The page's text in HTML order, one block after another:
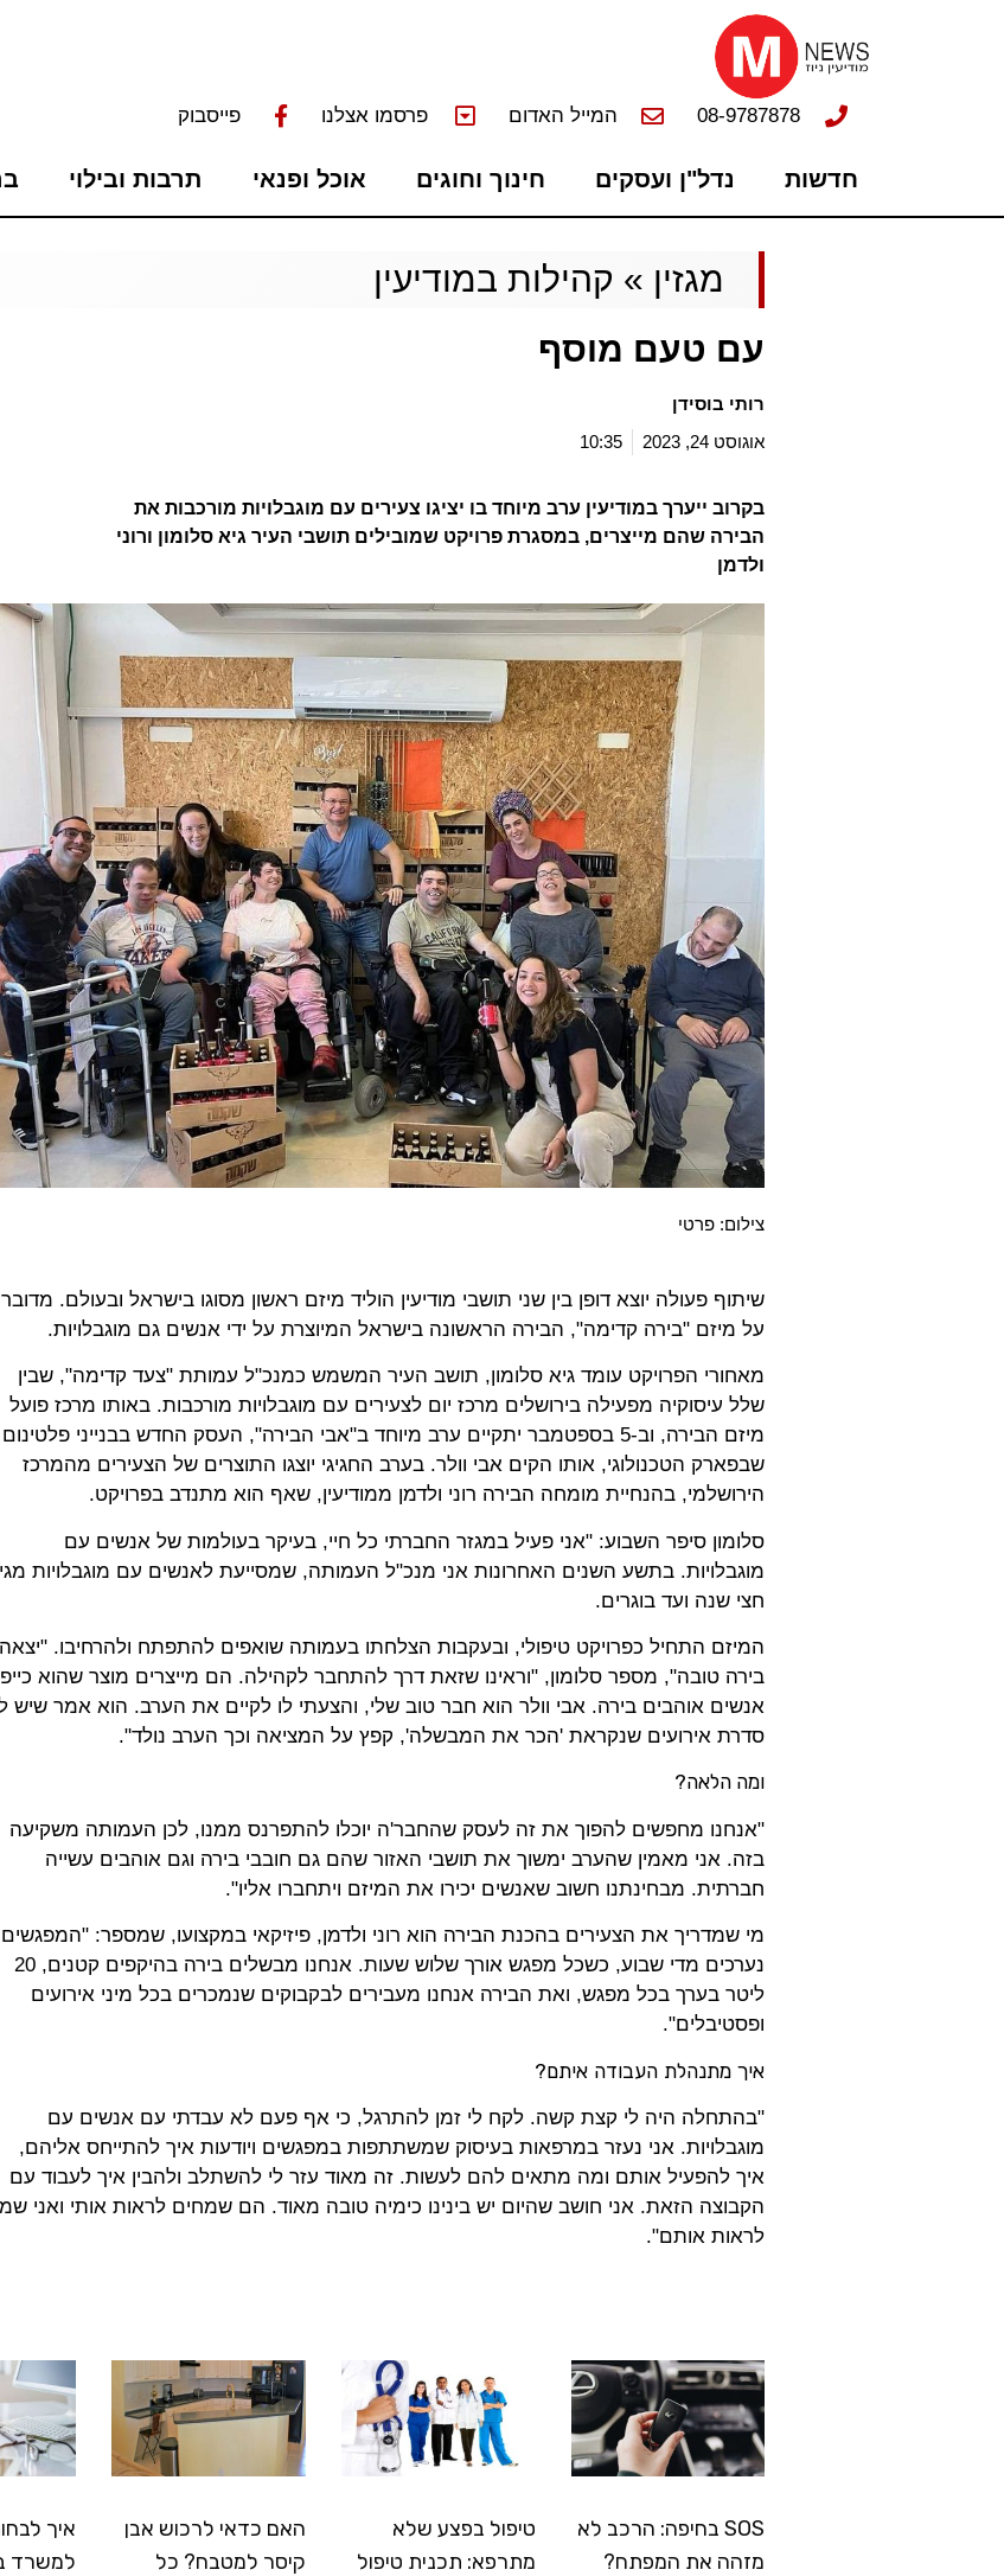
08-9787878 המייל האדום פרסמו אצלנו פייסבוק
חדשות נדל"ן ועסקים חינוך וחוגים אוכל ופנאי תרבות ובילוי
מגזין » קהילות במודיעין
עם טעם מוסף
רותי בוסידן
אוגוסט 24, 2023
10:35
בקרוב ייערך במודיעין ערב מיוחד בו יציגו צעירים עם מוגבלויות מורכבות את
הבירה שהם מייצרים, במסגרת פרויקט שמובילים תושבי העיר גיא סלומון ורוני
ולדמן
צילום: פרטי
שיתוף פעולה יוצא דופן בין שני תושבי מודיעין הוליד מיזם ראשון מסוגו בישראל ובעולם. מדובר
על מיזם "בירה קדימה", הבירה הראשונה בישראל המיוצרת על ידי אנשים גם מוגבלויות.
מאחורי הפרויקט עומד גיא סלומון, תושב העיר המשמש כמנכ"ל עמותת "צעד קדימה", שבין
שלל עיסוקיה מפעילה בירושלים מרכז יום לצעירים עם מוגבלויות מורכבות. באותו מרכז פועל
מיזם הבירה, וב-5 בספטמבר יתקיים ערב מיוחד ב"אבי הבירה", העסק החדש בבנייני פלטינום
שבפארק הטכנולוגי, אותו הקים אבי וולר. בערב החגיגי יוצגו התוצרים של הצעירים מהמרכז
הירושלמי, בהנחיית מומחה הבירה רוני ולדמן ממודיעין, שאף הוא מתנדב בפרויקט.
סלומון סיפר השבוע: "אני פעיל במגזר החברתי כל חיי, בעיקר בעולמות של אנשים עם
מוגבלויות. בתשע השנים האחרונות אני מנכ"ל העמותה, שמסייעת לאנשים עם מוגבלויות
חצי שנה ועד בוגרים.
המיזם התחיל כפרויקט טיפולי, ובעקבות הצלחתו בעמותה שואפים להתפתח ולהרחיבו. "יצאה
בירה טובה", מספר סלומון, "וראינו שזאת דרך להתחבר לקהילה. הם מייצרים מוצר שהוא
אנשים אוהבים בירה. אבי וולר הוא חבר טוב שלי, והצעתי לו לקיים את הערב. הוא אמר שיש
סדרת אירועים שנקראת 'הכר את המבשלה', קפץ על המציאה וכך הערב נולד".
ומה הלאה?
"אנחנו מחפשים להפוך את זה לעסק שהחבר'ה יוכלו להתפרנס ממנו, לכן העמותה משקיעה
בזה. אני מאמין שהערב ימשוך את תושבי האזור שהם גם חובבי בירה וגם אוהבים עשייה
חברתית. מבחינתנו חשוב שאנשים יכירו את המיזם ויתחברו אליו".
מי שמדריך את הצעירים בהכנת הבירה הוא רוני ולדמן, פיזיקאי במקצועו, שמספר: "המפגשים
נערכים מדי שבוע, כשכל מפגש אורך שלוש שעות. אנחנו מבשלים בירה בהיקפים קטנים, 20
ליטר בערך בכל מפגש, ואת הבירה אנחנו מעבירים לבקבוקים שנמכרים בכל מיני אירועים
ופסטיבלים".
איך מתנהלת העבודה איתם?
"בהתחלה היה לי קצת קשה. לקח לי זמן להתרגל, כי אף פעם לא עבדתי עם אנשים עם
מוגבלויות. אני נעזר במרפאות בעיסוק שמשתתפות במפגשים ויודעות איך להתייחס אליהם,
איך להפעיל אותם ומה מתאים להם לעשות. זה מאוד עזר לי להשתלב ולהבין איך לעבוד עם
הקבוצה הזאת. אני חושב שהיום יש בינינו כימיה טובה מאוד. הם שמחים לראות אותי ואני
לראות אותם".
SOS בחיפה: הרכב לא
מזהה את המפתח?
טיפול בפצע שלא
מתרפא: תכנית טיפול
האם כדאי לרכוש אבן
קיסר למטבח? כל
איך
למשרד